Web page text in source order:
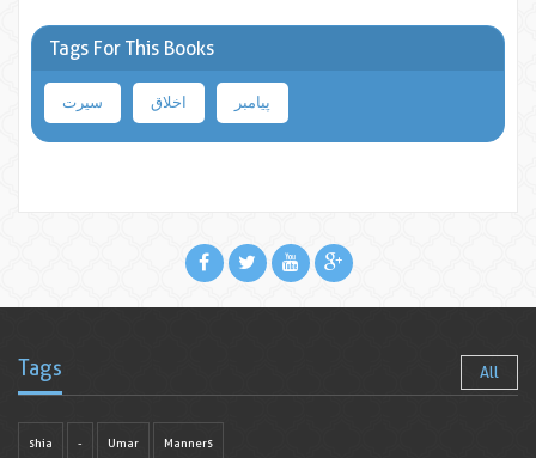
Tags For This Books
سیرت اخلاق پیامبر
Tags All
shia - Umar Manners